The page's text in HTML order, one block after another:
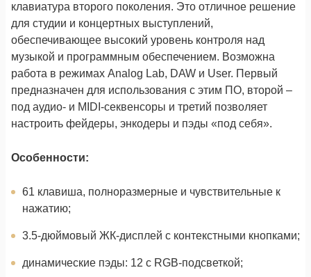
клавиатура второго поколения. Это отличное решение
для студии и концертных выступлений,
обеспечивающее высокий уровень контроля над
музыкой и программным обеспечением. Возможна
работа в режимах Analog Lab, DAW и User. Первый
предназначен для использования с этим ПО, второй –
под аудио- и MIDI-секвенсоры и третий позволяет
настроить фейдеры, энкодеры и пэды «под себя».
Особенности:
61 клавиша, полноразмерные и чувствительные к
нажатию;
3.5-дюймовый ЖК-дисплей с контекстными кнопками;
динамические пэды: 12 с RGB-подсветкой;